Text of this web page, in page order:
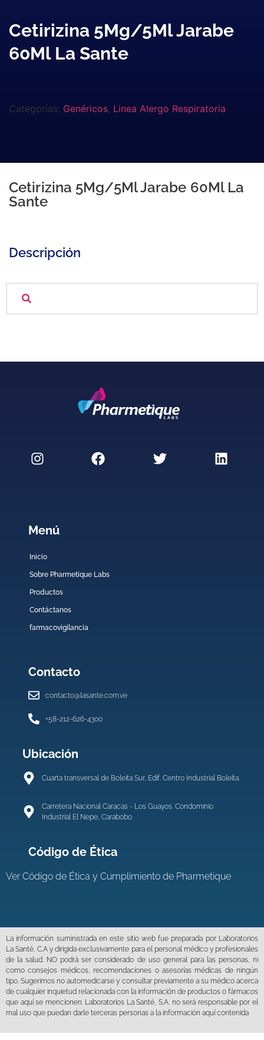
Cetirizina 5Mg/5Ml Jarabe
60Ml La Sante
Categorías: Genéricos, Linea Alergo Respiratoria
Cetirizina 5Mg/5Ml Jarabe 60Ml La
Sante
Descripción
Menú
Inicio
Sobre Pharmetique Labs
Productos
Contáctanos
farmacovigilancia
Contacto
contacto@lasante.com.ve
+58-212-626-4300
Ubicación
Cuarta transversal de Boleita Sur, Edif. Centro Industrial Boleíta.
Carretera Nacional Caracas - Los Guayos. Condominio
Industrial El Nepe, Carabobo
Código de Ética
VerCódigo de Ética y Cumplimiento de Pharmetique
La información suministrada en este sitio web fue preparada por Laboratorios
La Santé, C.A y dirigida exclusivamente para el personal médico y profesionales
de la salud. NO podrá ser considerado de uso general para las personas, ni
como consejos médicos, recomendaciones o asesorías médicas de ningún
tipo. Sugerimos no automedicarse y consultar previamente a su médico acerca
de cualquier inquietud relacionada con la información de productos o fármacos
que aquí se mencionen. Laboratorios La Santé, S.A. no será responsable por el
mal uso que puedan darle terceras personas a la información aquí contenida